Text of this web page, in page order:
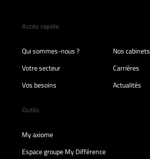
Accès rapide
Qui sommes-nous ?
Nos cabinets
Votre secteur
Carrières
Vos besoins
Actualités
Outils
My axiome
Espace groupe My Différence